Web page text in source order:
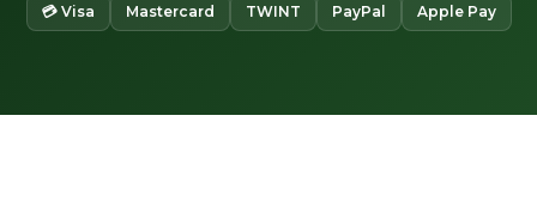
💳 Visa Mastercard TWINT PayPal Apple Pay